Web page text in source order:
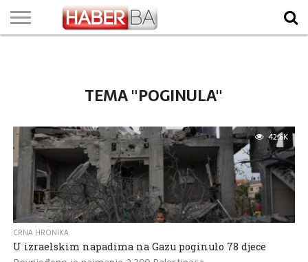
TEMA "POGINULA"
42.6K
CRNA HRONIKA
U izraelskim napadima na Gazu poginulo 78 djece